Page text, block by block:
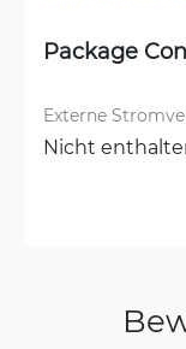
Package
Externe
Nicht